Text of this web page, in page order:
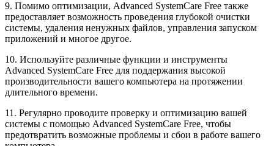
9. Помимо оптимизации, Advanced SystemCare Free также
предоставляет возможность проведения глубокой очистки
системы, удаления ненужных файлов, управления запуском
приложений и многое другое.
10. Используйте различные функции и инструменты
Advanced SystemCare Free для поддержания высокой
производительности вашего компьютера на протяжении
длительного времени.
11. Регулярно проводите проверку и оптимизацию вашей
системы с помощью Advanced SystemCare Free, чтобы
предотвратить возможные проблемы и сбои в работе вашего